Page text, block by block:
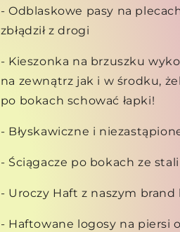
- Odblaskowe pasy na
zbłądził z drogi
- Kieszonka na brzuszku
na zewnątrz jak i w środku,
po bokach schować łapki!
- Błyskawiczne i
- Ściągacze po bokach ze
- Uroczy Haft z naszym brand
- Haftowane logosy na piersi